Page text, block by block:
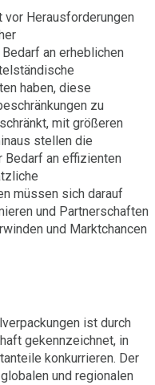
Herausforderungen
an erheblichen
haben, diese
zu
mit größeren
stellen die
an effizienten
müssen sich darauf
und Partnerschaften
und Marktchancen
ist durch
gekennzeichnet, in
konkurrieren. Der
und regionalen